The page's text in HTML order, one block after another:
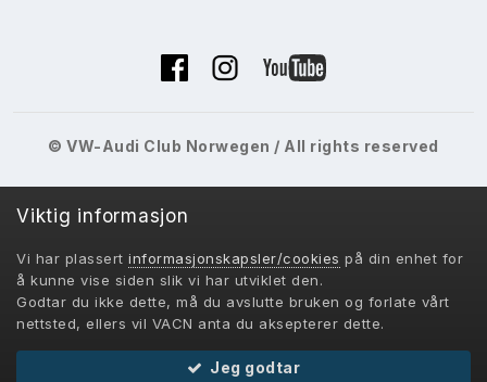
© VW-Audi Club Norwegen / All rights reserved
VACN 2018-
Powered by Invision Community
Viktig informasjon
Vi har plassert informasjonskapsler/cookies på din enhet for
å kunne vise siden slik vi har utviklet den.
Godtar du ikke dette, må du avslutte bruken og forlate vårt
nettsted, ellers vil VACN anta du aksepterer dette.
Jeg godtar